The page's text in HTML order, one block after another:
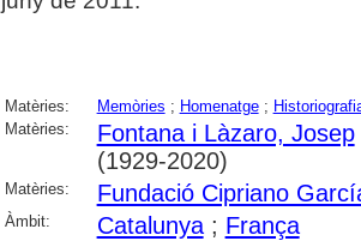
Matèries: Memòries ; Homenatge;
Matèries:
Fontana i Làzaro, Josep
(1929-2020)
Matèries: Fundació Cipriano
Àmbit: Catalunya; França